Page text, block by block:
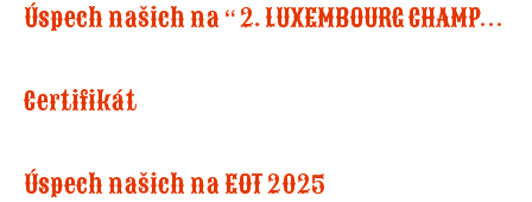
Úspech našich na “ 2. LUXEMBOURG CHAMPIONSHIP IN COWBOY ACTION SHOOTING”
Certifikát
Úspech našich na EOT 2025